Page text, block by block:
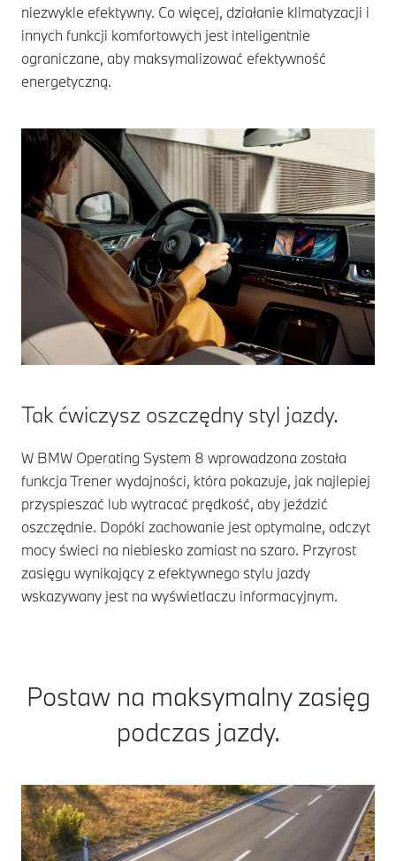
niezwykle efektywny. Co więcej, działanie klimatyzacji i
innych funkcji komfortowych jest inteligentnie
ograniczane, aby maksymalizować efektywność
energetyczną.
Tak ćwiczysz oszczędny styl jazdy.
W BMW Operating System 8 wprowadzona została
funkcja Trener wydajności, która pokazuje, jak najlepiej
przyspieszać lub wytracać prędkość, aby jeździć
oszczędnie. Dopóki zachowanie jest optymalne, odczyt
mocy świeci na niebiesko zamiast na szaro. Przyrost
zasięgu wynikający z efektywnego stylu jazdy
wskazywany jest na wyświetlaczu informacyjnym.
Postaw na maksymalny zasięg
podczas jazdy.